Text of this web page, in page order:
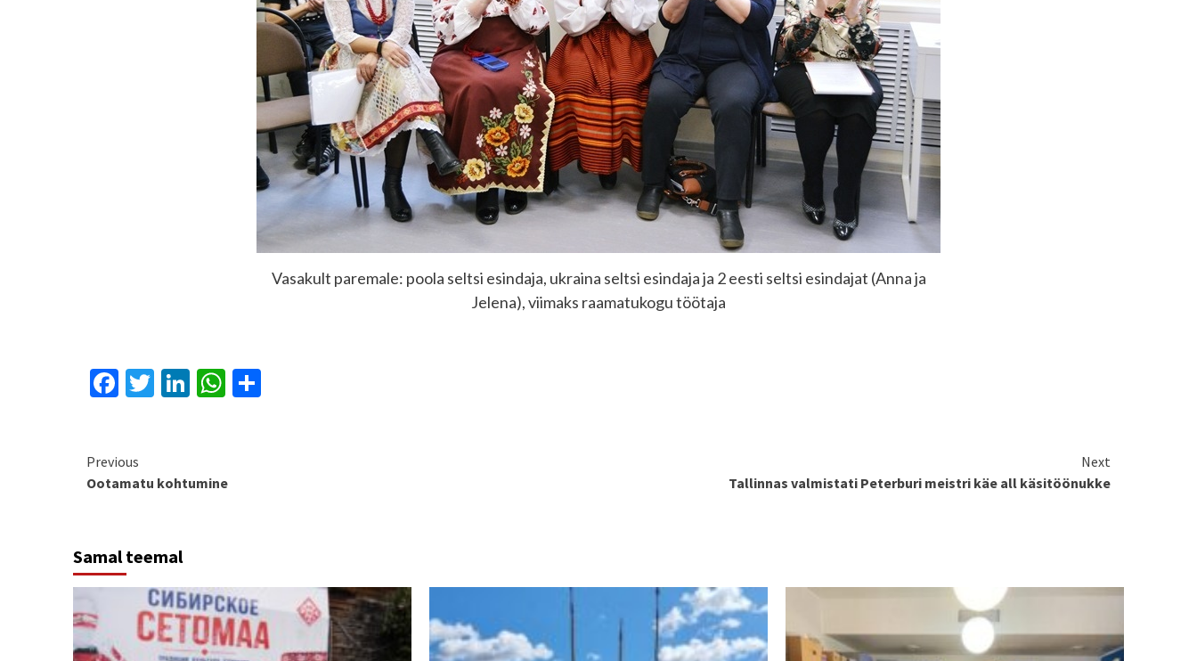
Vasakult paremale: poola seltsi esindaja, ukraina seltsi esindaja ja 2 eesti seltsi esindajat (Anna ja
Jelena), viimaks raamatukogu töötaja
Facebook
Twitter
LinkedIn
WhatsApp
Continue
Reading
Previous
Ootamatu kohtumine
Next
Tallinnas valmistati Peterburi meistri käe all käsitöönukke
Samal teemal